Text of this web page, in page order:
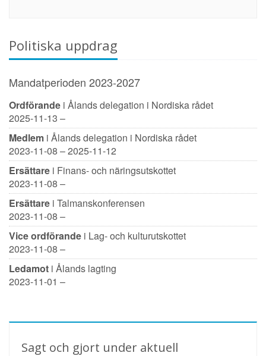
Politiska uppdrag
Mandatperioden 2023-2027
Ordförande i Ålands delegation i Nordiska rådet
2025-11-13 –
Medlem i Ålands delegation i Nordiska rådet
2023-11-08 – 2025-11-12
Ersättare i Finans- och näringsutskottet
2023-11-08 –
Ersättare i Talmanskonferensen
2023-11-08 –
Vice ordförande i Lag- och kulturutskottet
2023-11-08 –
Ledamot i Ålands lagting
2023-11-01 –
Sagt och gjort under aktuell